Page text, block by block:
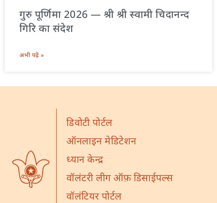
गुरु पूर्णिमा 2026 — श्री श्री स्वामी चिदानन्द
गिरि का संदेश
अभी पढ़ें »
डिवोटी पोर्टल
ऑनलाइन मेडिटेशन
ध्यान केन्द्र
वॉलंटरी लीग ऑफ़ डिसाईपल्स
वॉलंटियर पोर्टल